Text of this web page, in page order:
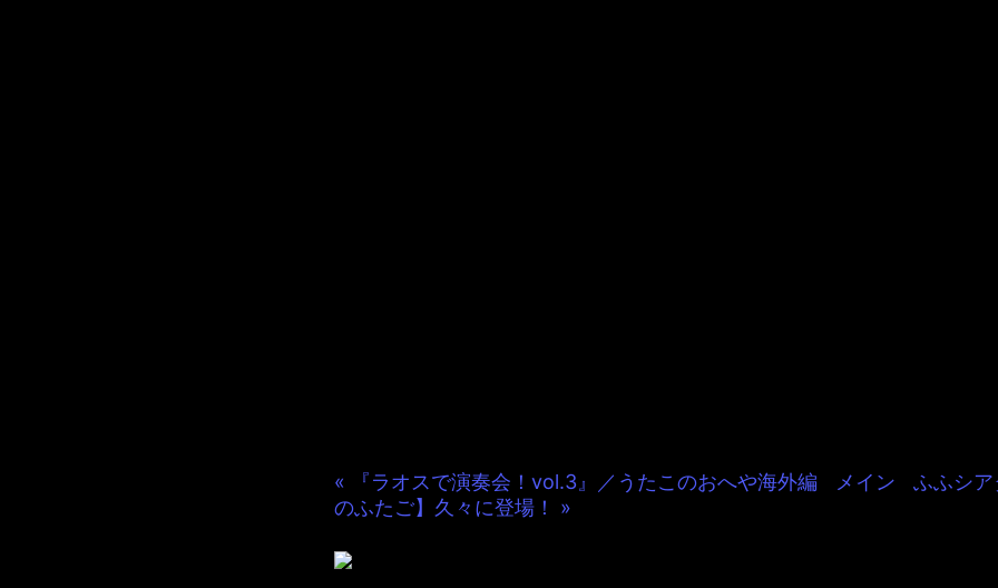
« 『ラオスで演奏会！vol.3』／うたこのおへや海外編 メイン
ふふシ
のふたご】久々に登場！ »
だめぐるみ楽曲＆アニメーションスケ